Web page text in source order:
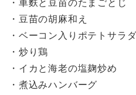
・車麩と豆苗のたまごとじ
・豆苗の胡麻和え
・ベーコン入りポテトサラ
・炒り鶏
・イカと海老の塩麹炒め
・煮込みハンバーグ